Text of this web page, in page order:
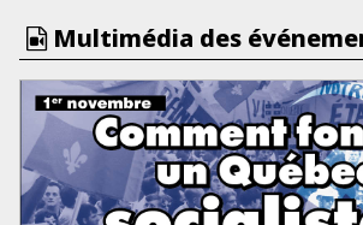
Multimédia des